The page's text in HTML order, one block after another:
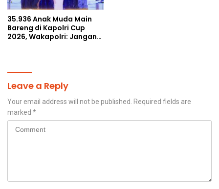
35.936 Anak Muda Main
Bareng di Kapolri Cup
2026, Wakapolri: Jangan
Leave a Reply
Your email address will not be published.
Required fields are
marked *